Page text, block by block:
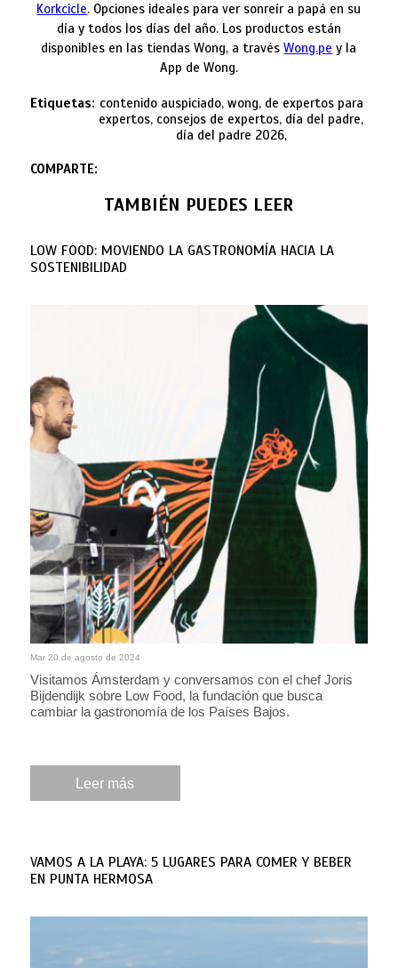
Korkcicle. Opciones ideales para ver sonreír a papá en su
día y todos los días del año. Los productos están
disponibles en las tiendas Wong, a travésWong.pe y la
App de Wong.
Etiquetas: contenido auspiciado, wong, de expertos para
expertos, consejos de expertos, día del padre,
día del padre 2026,
COMPARTE:
TAMBIÉN PUEDES LEER
LOW FOOD: MOVIENDO LA GASTRONOMÍA HACIA LA
SOSTENIBILIDAD
Mar 20 de agosto de 2024
Visitamos Ámsterdam y conversamos con el chef Joris
Bijdendijk sobre Low Food, la fundación que busca
cambiar la gastronomía de los Países Bajos.
Leer más
VAMOS A LA PLAYA: 5 LUGARES PARA COMER Y BEBER
EN PUNTA HERMOSA